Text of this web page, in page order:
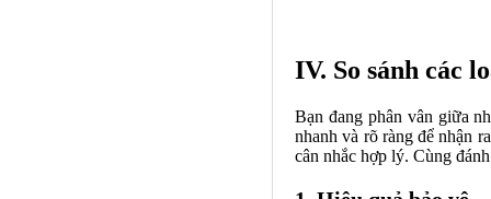
IV. So sánh các
Bạn đang phân vân giữa
nhanh và rõ ràng để nhận
cân nhắc hợp lý. Cùng